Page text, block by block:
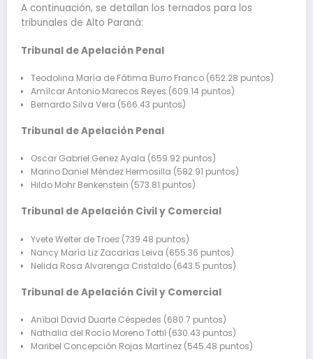
A continuación, se detallan los ternados para los
tribunales de Alto Paraná:
Tribunal de Apelación Penal
Teodolina María de Fátima Burro Franco (652.28 puntos)
Amílcar Antonio Marecos Reyes (609.14 puntos)
Bernardo Silva Vera (566.43 puntos)
Tribunal de Apelación Penal
Oscar Gabriel Genez Ayala (659.92 puntos)
Marino Daniel Méndez Hermosilla (582.91 puntos)
Hildo Mohr Benkenstein (573.81 puntos)
Tribunal de Apelación Civil y Comercial
Yvete Welter de Troes (739.48 puntos)
Nancy María Liz Zacarías Leiva (655.36 puntos)
Nelida Rosa Alvarenga Cristaldo (643.5 puntos)
Tribunal de Apelación Civil y Comercial
Aníbal David Duarte Céspedes (680.7 puntos)
Nathalia del Rocío Moreno Tottil (630.43 puntos)
Maribel Concepción Rojas Martínez (545.48 puntos)